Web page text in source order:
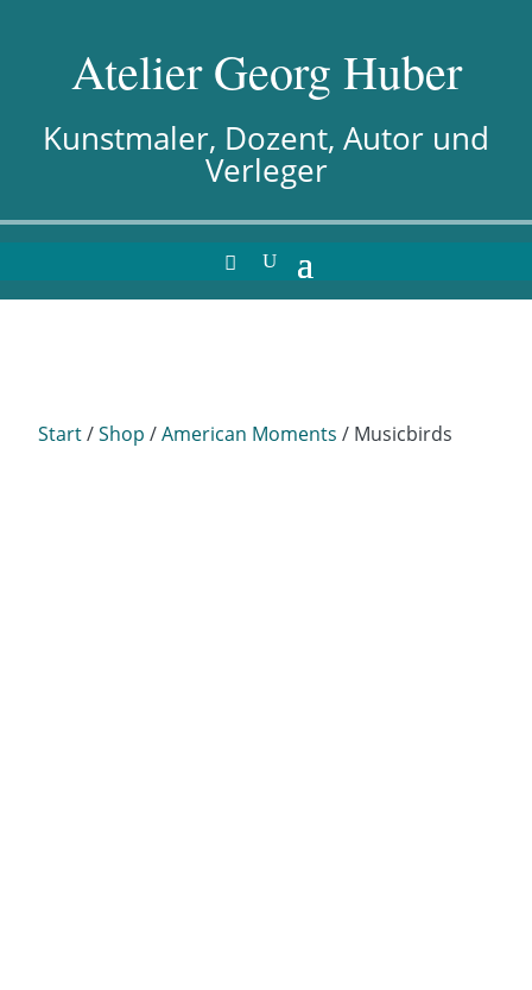
Atelier Georg Huber
Kunstmaler, Dozent, Autor und
Verleger
Start/Shop /American Moments / Musicbirds